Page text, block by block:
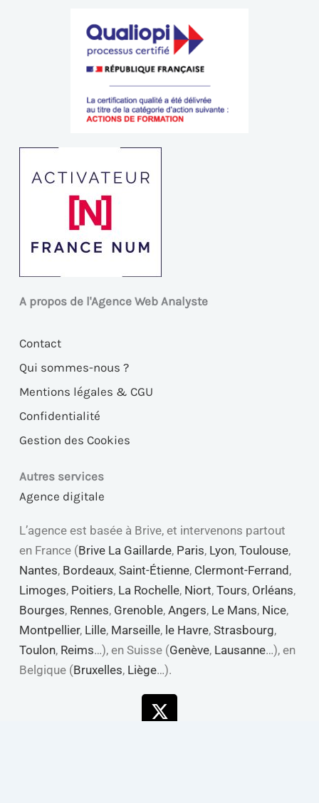
A propos de l'Agence Web Analyste
Contact
Qui sommes-nous ?
Mentions légales & CGU
Confidentialité
Gestion des Cookies
Autres services
Agence digitale
L’agence est basée à Brive, et intervenons partout
en France (Brive La Gaillarde, Paris, Lyon, Toulouse,
Nantes, Bordeaux, Saint-Étienne, Clermont-Ferrand,
Limoges, Poitiers, La Rochelle, Niort, Tours, Orléans,
Bourges, Rennes, Grenoble, Angers, Le Mans, Nice,
Montpellier, Lille, Marseille, le Havre, Strasbourg,
Toulon, Reims…), en Suisse (Genève, Lausanne…), en
Belgique (Bruxelles, Liège…).
X-
twitter
Linkedin
Youtube
Facebook